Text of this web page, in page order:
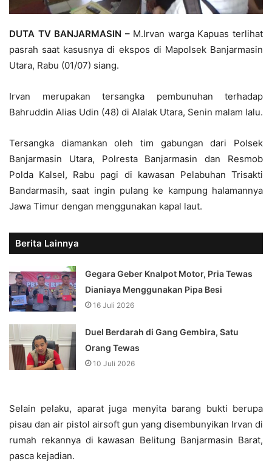
DUTA TV BANJARMASIN – M.Irvan warga Kapuas terlihat
pasrah saat kasusnya di ekspos di Mapolsek Banjarmasin
Utara, Rabu (01/07) siang.
Irvan merupakan tersangka pembunuhan terhadap
Bahruddin Alias Udin (48) di Alalak Utara, Senin malam lalu.
Tersangka diamankan oleh tim gabungan dari Polsek
Banjarmasin Utara, Polresta Banjarmasin dan Resmob
Polda Kalsel, Rabu pagi di kawasan Pelabuhan Trisakti
Bandarmasih, saat ingin pulang ke kampung halamannya
Jawa Timur dengan menggunakan kapal laut.
Berita Lainnya
Gegara Geber Knalpot Motor, Pria Tewas
Dianiaya Menggunakan Pipa Besi
16 Juli 2026
Duel Berdarah di Gang Gembira, Satu
Orang Tewas
10 Juli 2026
Selain pelaku, aparat juga menyita barang bukti berupa
pisau dan air pistol airsoft gun yang disembunyikan Irvan di
rumah rekannya di kawasan Belitung Banjarmasin Barat,
pasca kejadian.